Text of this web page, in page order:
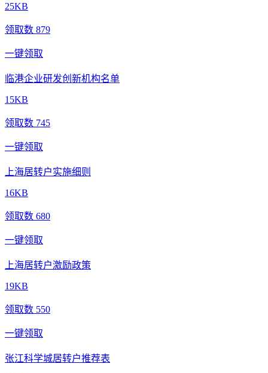
25KB
领取数 879
一键领取
临港企业研发创新机构名单
15KB
领取数 745
一键领取
上海居转户实施细则
16KB
领取数 680
一键领取
上海居转户激励政策
19KB
领取数 550
一键领取
张江科学城居转户推荐表